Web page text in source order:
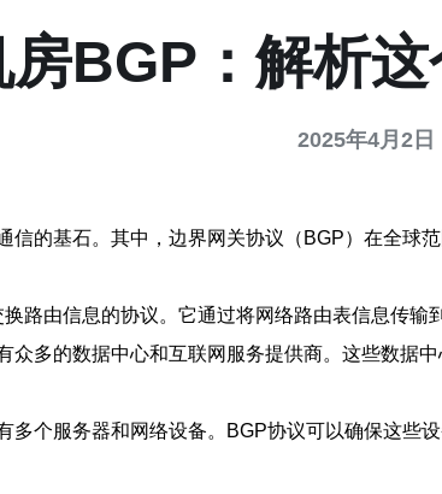
BGP：解析
2025年4月2日
信的基石。其中，边界网关协议（BGP）在全球
路由信息的协议。它通过将网络路由表信息传输
多的数据中心和互联网服务提供商。这些数据
多个服务器和网络设备。BGP协议可以确保这些